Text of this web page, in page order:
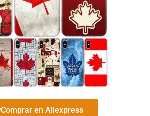
Comprar en Aliexpress